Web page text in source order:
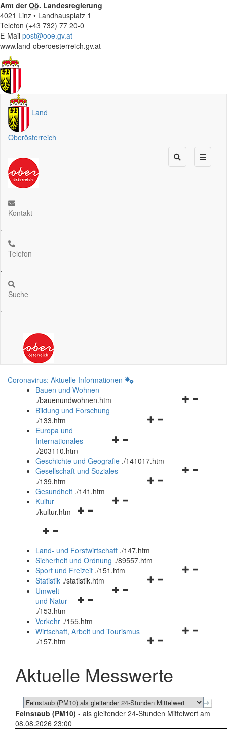
Amt derOö. Landesregierung
4021 Linz • Landhausplatz 1
Telefon (+43 732) 77 20-0
E-Mail post@ooe.gv.at
www.land-oberoesterreich.gv.at
Land
Oberösterreich
Kontakt
.
Telefon
.
Suche
.
Coronavirus: Aktuelle Informationen
Bauen und Wohnen
./bauenundwohnen.htm
Navigationsmenü
Bildung und Forschung
./133.htm
Navigationsmenü
und
schließen
Europa und
Internationales
./203110.htm
Geschichte und Geografie ./141017.htm
Navigationsmenü
Gesellschaft und Soziales
./139.htm
Navigationsmenü
Gesundheit ./141.htm
Navigationsmenü
Kultur
./kultur.htm
Navigationsmenü
und
schließen
Land- und Forstwirtschaft ./147.htm
Sicherheit und Ordnung ./89557.htm
Navigationsmenü
Sport und Freizeit ./151.htm
Navigationsmenü
Statistik ./statistik.htm
Navigationsmenü
und
schließen
Umwelt
und Natur
./153.htm
Verkehr ./155.htm
Navigationsmenü
schließen
Wirtschaft, Arbeit und Tourismus
./157.htm
Aktuelle Messwerte
Feinstaub (PM10) - als gleitender 24-Stunden Mittelwert am
08.08.2026 23:00